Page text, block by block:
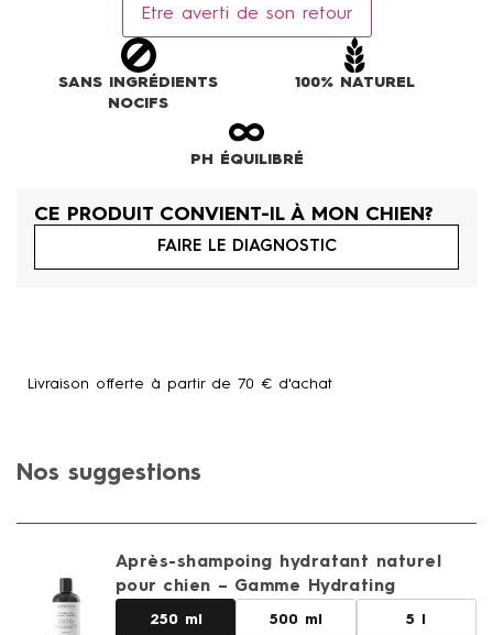
Etre averti de son retour
SANS INGRÉDIENTS
NOCIFS
100% NATUREL
PH ÉQUILIBRÉ
CE PRODUIT CONVIENT-IL À MON CHIEN?
FAIRE LE DIAGNOSTIC
Livraison offerte à partir de 70 € d'achat
Votre chien est unique, sa peau aussi: Trouvez sa routine
Nos suggestions
Après-shampoing hydratant naturel
pour chien – Gamme Hydrating
250 ml 500 ml 5 l